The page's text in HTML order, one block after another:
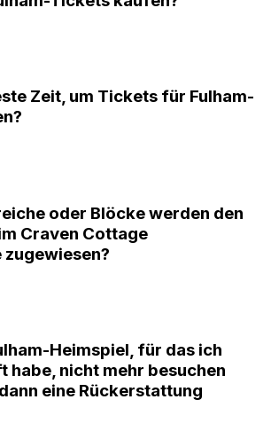
Zeit, um Tickets für Fulham-
oder Blöcke werden den
Craven Cottage
Heimspiel, für das ich
habe, nicht mehr besuchen
eine Rückerstattung